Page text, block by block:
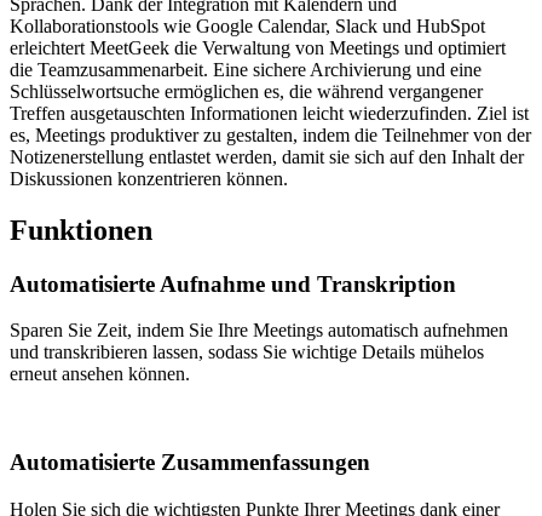
Kollaborationstools wie Google Calendar, Slack und HubSpot
erleichtert MeetGeek die Verwaltung von Meetings und optimiert
die Teamzusammenarbeit. Eine sichere Archivierung und eine
Schlüsselwortsuche ermöglichen es, die während vergangener
Treffen ausgetauschten Informationen leicht wiederzufinden. Ziel ist
es, Meetings produktiver zu gestalten, indem die Teilnehmer von der
Notizenerstellung entlastet werden, damit sie sich auf den Inhalt der
Diskussionen konzentrieren können.
Funktionen
Automatisierte Aufnahme und Transkription
Sparen Sie Zeit, indem Sie Ihre Meetings automatisch aufnehmen
und transkribieren lassen, sodass Sie wichtige Details mühelos
erneut ansehen können.
Automatisierte Zusammenfassungen
Holen Sie sich die wichtigsten Punkte Ihrer Meetings dank einer